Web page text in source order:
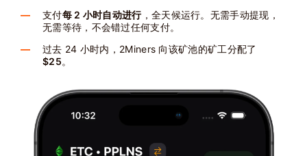
支付每 2 小时自动进行，全天候运行。无需手动提现，
无需等待，不会错过任何支付。
过去 24 小时内，2Miners 向该矿池的矿工分配了
$25。